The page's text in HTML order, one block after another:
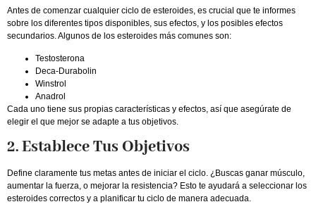
Antes de comenzar cualquier ciclo de esteroides, es crucial que te informes
sobre los diferentes tipos disponibles, sus efectos, y los posibles efectos
secundarios. Algunos de los esteroides más comunes son:
Testosterona
Deca-Durabolin
Winstrol
Anadrol
Cada uno tiene sus propias características y efectos, así que asegúrate de
elegir el que mejor se adapte a tus objetivos.
2. Establece Tus Objetivos
Define claramente tus metas antes de iniciar el ciclo. ¿Buscas ganar músculo,
aumentar la fuerza, o mejorar la resistencia? Esto te ayudará a seleccionar los
esteroides correctos y a planificar tu ciclo de manera adecuada.